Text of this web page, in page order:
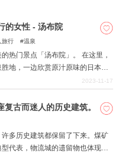
的女性 - 汤布院
旅行 温泉
景点「汤布院」。 在这里，
地，一边欣赏原汁原味的日本风
氛围，在女性旅行者中享有盛誉。
，因为她们可以在这里放松身
现。 本文介绍了适合独
2023-11-17
古而迷人的历史建筑。
多历史建筑都保留了下来。煤矿
代表，物流城的遗留物也体现在